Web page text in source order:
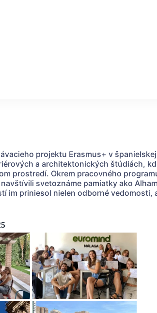
projektu Erasmus+ v
a architektonických štúdiách,
prostredí. Okrem pracovného
svetoznáme pamiatky ako
im priniesol nielen odborné vedomosti,